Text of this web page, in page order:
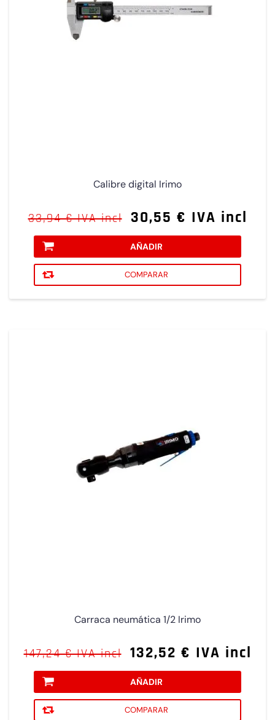
Calibre digital Irimo
33,94 € IVA incl 30,55 € IVA incl
AÑADIR
COMPARAR
Carraca neumática 1/2 Irimo
147,24 € IVA incl 132,52 € IVA incl
AÑADIR
COMPARAR